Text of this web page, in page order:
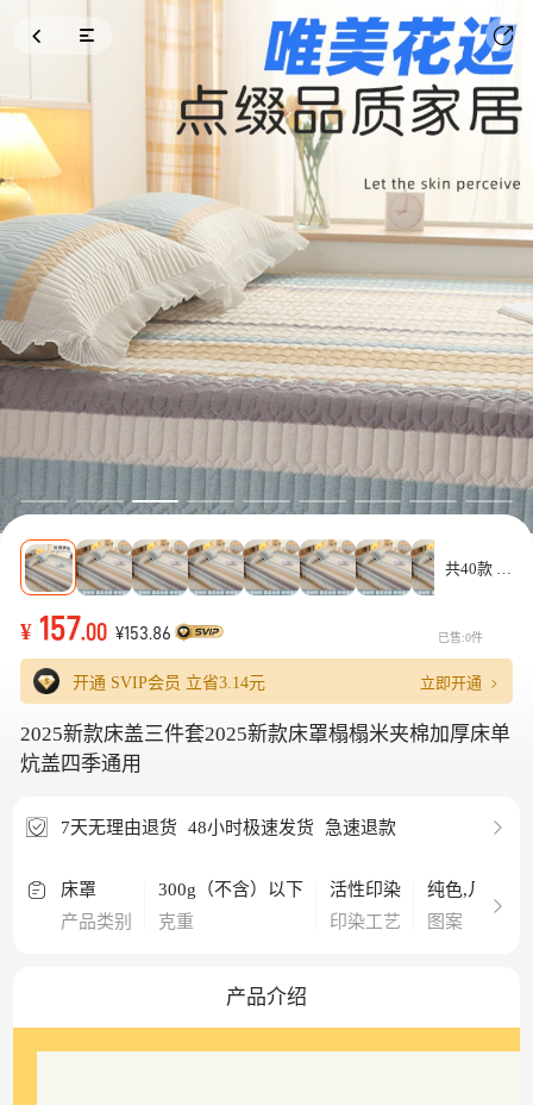
共40款
¥ 157.00 ¥153.86 已售:0件
开通 SVIP会员 立省3.14元 立即开通
2025新款床盖三件套2025新款床罩榻榻米夹棉加厚床单
炕盖四季通用
7天无理由退货 48小时极速发货 急速退款
床罩
产品类别
300g（不含）以下
克重
活性印染
印染工艺
纯色,几何图
图案
产品介绍